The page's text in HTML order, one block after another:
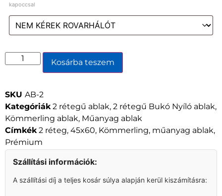
kapoccsal
Kosárba teszem
SKU AB-2
Kategóriák 2 rétegű ablak, 2 rétegű Bukó Nyíló ablak,
Kömmerling ablak, Műanyag ablak
Címkék 2 réteg, 45x60, Kömmerling, műanyag ablak,
Prémium
Szállítási információk:
A szállítási díj a teljes kosár súlya alapján kerül kiszámításra: